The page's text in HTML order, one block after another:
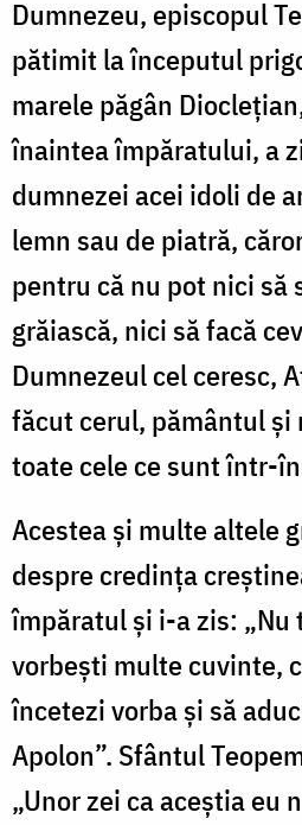
Dumnezeu, episcopul
pătimit la începutul
marele păgân
înaintea împăratului, a
dumnezei acei idoli de
lemn sau de piatră,
pentru că nu pot nici să
grăiască, nici să facă
Dumnezeul cel ceresc,
făcut cerul, pământul și
toate cele ce sunt într-
Acestea și multe altele
despre credința
împăratul și i-a zis: „Nu
vorbești multe cuvinte,
încetezi vorba și să
Apolon”. Sfântul
„Unor zei ca aceștia eu